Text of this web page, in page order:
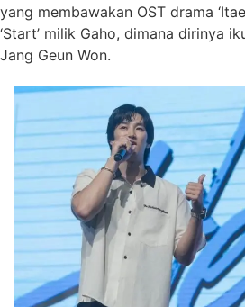
yang membawakan OST drama
‘Start’ milik Gaho, dimana dirinya
Jang Geun Won.